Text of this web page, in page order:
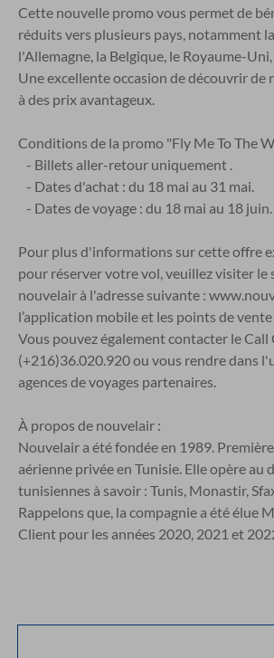
Cette nouvelle promo vous permet de
réduits vers plusieurs pays, notamment
l'Allemagne, la Belgique, le Royaume-
Une excellente occasion de découvrir de
à des prix avantageux.
Conditions de la promo "Fly Me To The
- Billets aller-retour uniquement .
- Dates d'achat : du 18 mai au 31 mai.
- Dates de voyage : du 18 mai au 18 juin.
Pour plus d'informations sur cette offre
pour réserver votre vol, veuillez visiter le
nouvelair à l'adresse suivante :
l’application mobile et les points de
Vous pouvez également contacter le Call
(+216)36.020.920 ou vous rendre dans
agences de voyages partenaires.
À propos de nouvelair :
Nouvelair a été fondée en 1989.
aérienne privée en Tunisie. Elle opère au
tunisiennes à savoir : Tunis, Monastir,
Rappelons que, la compagnie a été élue
Client pour les années 2020, 2021 et